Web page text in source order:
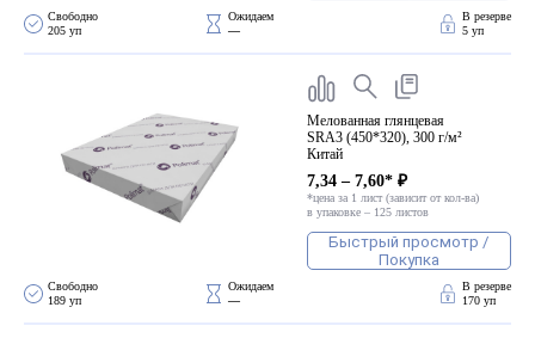
переплета, отделки"
Частые вопросы
Свободно
205 уп
Ожидаем
—
В резерве
5 уп
Мелованная глянцевая
SRA3 (450*320), 300 г/м²
Китай
7,34 – 7,60* ₽
*цена за 1 лист (зависит от кол-ва)
в упаковке – 125 листов
Быстрый просмотр /
Покупка
Свободно
189 уп
Ожидаем
—
В резерве
170 уп